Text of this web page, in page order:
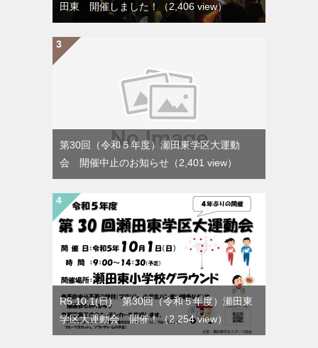
田東 開催しました！
（2,406 view）
第30回（令和５年度）瀬田東学区大運動
会 開催中止のお知らせ （2,401 view）
R5.10.1(日) 第30回（令和５年度）瀬田東
学区大運動会 開催！（2,254 view）